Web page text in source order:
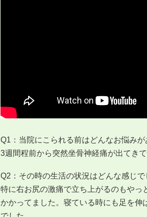
Q1：当院にこられる前はどんなお悩みが
3週間程前から突然坐骨神経痛が出てき
Q2：その時の生活の状況はどんな感じで
特に右お尻の激痛で立ち上がるのもやっ
かかってました。寝ている時にも足を